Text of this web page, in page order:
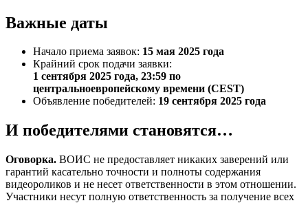
Важные даты
Начало приема заявок: 15 мая 2025 года
Крайний срок подачи заявки:
1 сентября 2025 года, 23:59 по
центральноевропейскому времени (CEST)
Объявление победителей: 19 сентября 2025 года
И победителями становятся…
Оговорка. ВОИС не предоставляет никаких заверений или
гарантий касательно точности и полноты содержания
видеороликов и не несет ответственности в этом отношении.
Участники несут полную ответственность за получение всех